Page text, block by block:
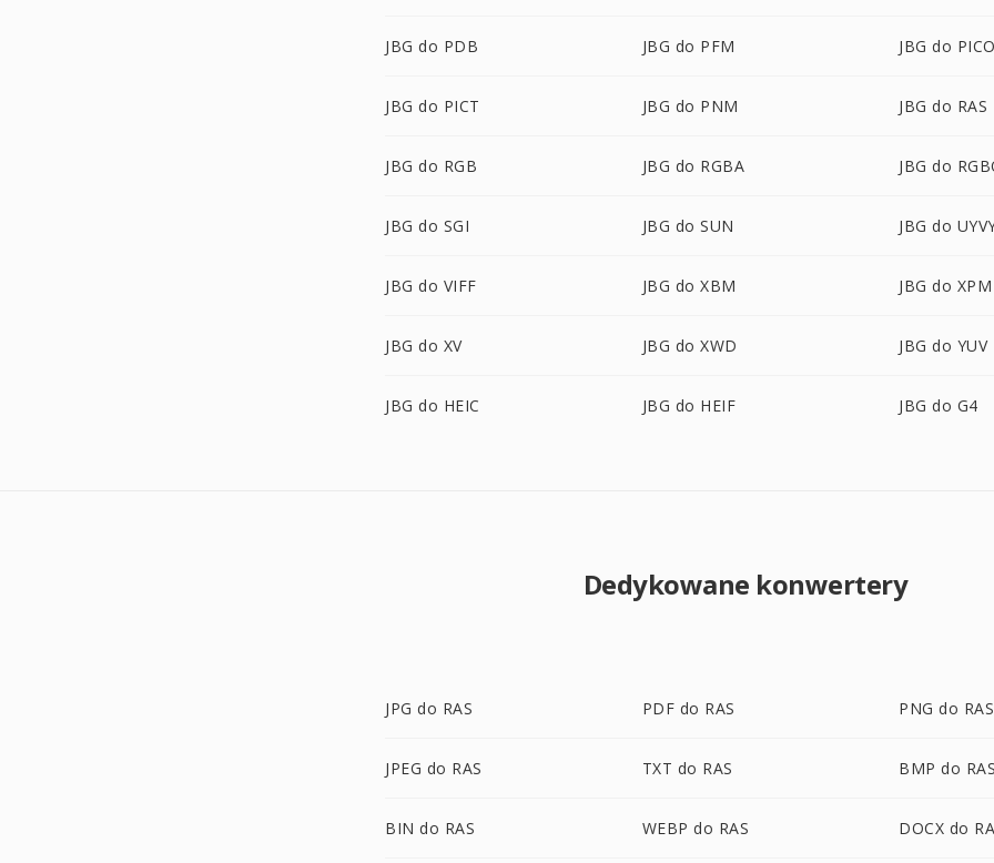
JBG do PDB JBG do PFM JBG do
JBG do PICT JBG do PNM JBG do RAS
JBG do RGB JBG do RGBA JBG do
JBG do SGI JBG do SUN JBG do
JBG do VIFF JBG do XBM JBG do XPM
JBG do XV JBG do XWD JBG do YUV
JBG do HEIC JBG do HEIF JBG do G4
Dedykowane konwertery
JPG do RAS PDF do RAS PNG do RAS
JPEG do RAS TXT do RAS BMP do RAS
BIN do RAS WEBP do RAS DOCX do